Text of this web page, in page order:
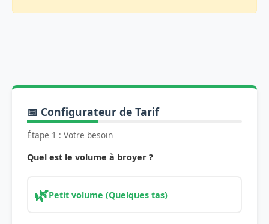
📅 Configurateur de Tarif
Étape 1 : Votre besoin
Quel est le volume à broyer ?
🌿Petit volume (Quelques tas)